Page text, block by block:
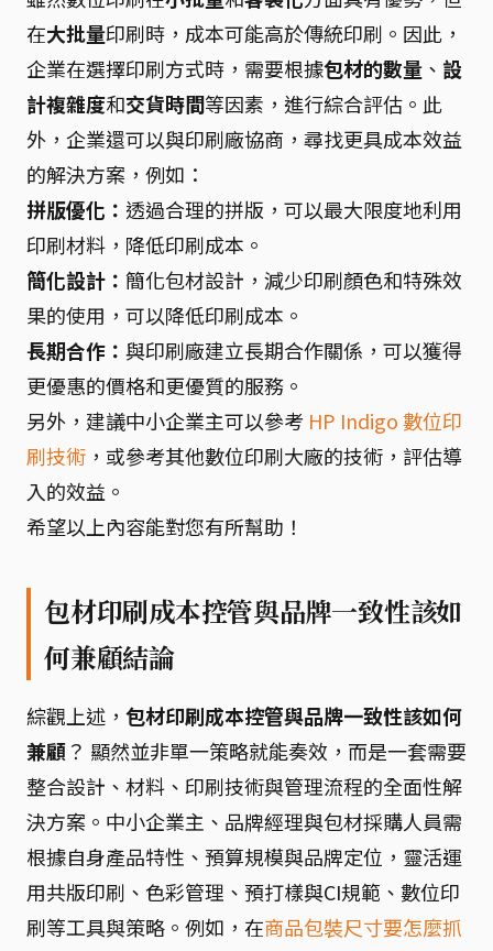
在大批量印刷時，成本可能高於傳統印刷。因此，
企業在選擇印刷方式時，需要根據包材的數量 、 設
計複雜度和交貨時間等因素，進行綜合評估。此
外，企業還可以與印刷廠協商，尋找更具成本效益
的解決方案，例如：
拼版優化： 透過合理的拼版，可以最大限度地利用
印刷材料，降低印刷成本。
簡化設計： 簡化包材設計，減少印刷顏色和特殊效
果的使用，可以降低印刷成本。
長期合作： 與印刷廠建立長期合作關係，可以獲得
更優惠的價格和更優質的服務。
另外，建議中小企業主可以參考 HP Indigo 數位印
刷技術 ，或參考其他數位印刷大廠的技術，評估導
入的效益。
希望以上內容能對您有所幫助！
包材印刷成本控管與品牌一致性該如
何兼顧結論
綜觀上述， 包材印刷成本控管與品牌一致性該如何
兼顧？ 顯然並非單一策略就能奏效，而是一套需要
整合設計、材料、印刷技術與管理流程的全面性解
決方案。中小企業主、品牌經理與包材採購人員需
根據自身產品特性、預算規模與品牌定位，靈活運
用共版印刷、色彩管理、預打樣與CI規範、數位印
刷等工具與策略。例如，在商品包裝尺寸要怎麼抓